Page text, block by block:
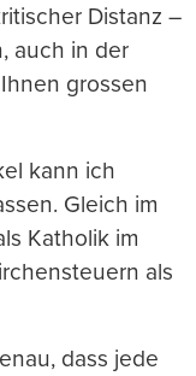
Distanz –
auch in der
grossen
kann ich
Gleich im
Katholik im
als
dass jede